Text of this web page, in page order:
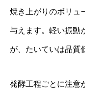
焼き上がりのボリュ
与えます。軽い振動
が、たいていは品質
発酵工程ごとに注意